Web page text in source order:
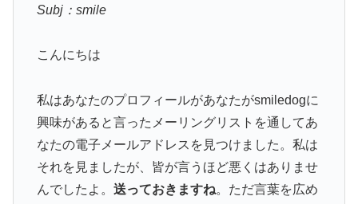
Subj：smile
こんにちは
私はあなたのプロフィールがあなたがsmiledogに
興味があると言ったメーリングリストを通してあ
なたの電子メールアドレスを見つけました。私は
それを見ましたが、皆が言うほど悪くはありませ
んでしたよ。 送っておきますね。ただ言葉を広め